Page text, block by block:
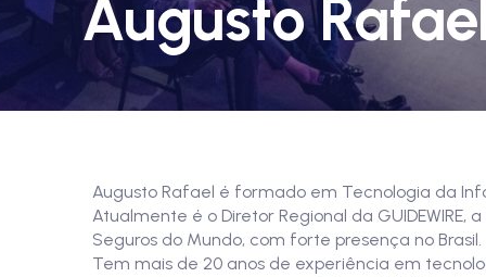
Augusto
Augusto Rafael é formado em Tecnologia da
Atualmente é o Diretor Regional da
Seguros do Mundo, com forte presença no Brasil.
Tem mais de 20 anos de experiência em